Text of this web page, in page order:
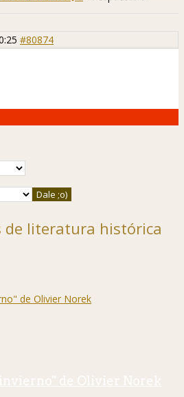
#80874
de literatura histórica
de Olivier Norek